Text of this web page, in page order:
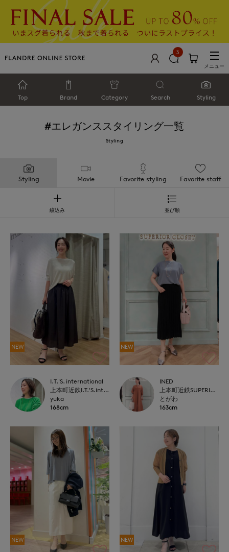
3
メニュー
Top Brand Category Search Styling
#エレガンス スタイリング一覧
Styling
Styling Movie Favorite styling Favorite staff
絞込み 並び順
NEW
I.T.'S. international
上本町近鉄I.T.'S.international
yuka
168cm
NEW
INED
上本町近鉄SUPERIORCLOSET
とがわ
163cm
NEW NEW